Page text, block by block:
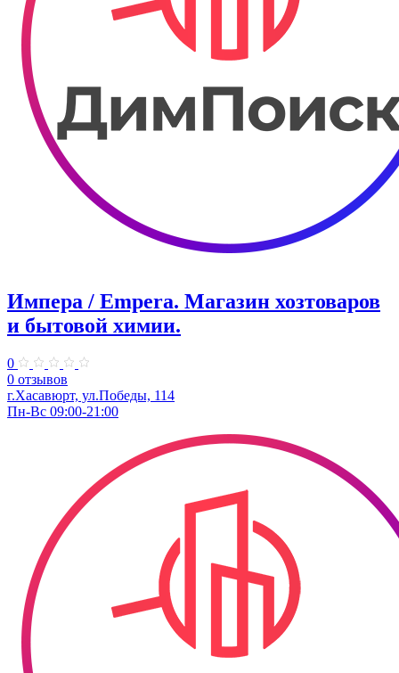
Импера / Empera. Магазин хозтоваров
и бытовой химии.
0
0 отзывов
г.Хасавюрт, ул.Победы, 114
Пн-Вс 09:00-21:00